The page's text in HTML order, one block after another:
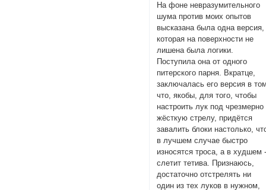
На фоне невразумительного
шума против моих опытов
высказана была одна версия,
которая на поверхности не
лишена была логики.
Поступила она от одного
питерского парня. Вкратце,
заключалась его версия в
что, якобы, для того, чтобы
настроить лук под чрезмерно
жёсткую стрелу, придётся
завалить блоки настолько,
в лучшем случае быстро
износятся троса, а в худшем
слетит тетива. Признаюсь,
достаточно отстрелять ни
один из тех луков в нужном,